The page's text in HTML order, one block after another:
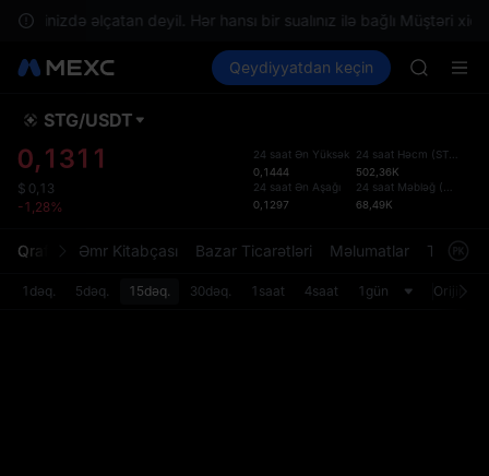
əlçatan deyil. Hər hansı bir sualınız ilə bağlı Müştəri
Bazarlar Spot Futures SPCX
Qeydiyyatdan keçin
SPCX
AAOI
AAOI
SPCX
STG/USDT
0,1311
$ 0,13
-1,28%
24 saat Ən Yüksək
0,1444
24 saat Ən Aşağı
0,1297
24 saat Həcm (STG
502,36K
24 saat Məbləğ (
68,49K
Qrafik Əmr Kitabçası Bazar Ticarətləri Məlumatlar
1dəq. 5dəq. 15dəq. 30dəq. 1saat 4saat 1gün Orijinal